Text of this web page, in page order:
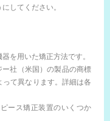
してください。
を用いた矯正方法です。
社（米国）の製品の商標
て異なります。詳細は各
ース矯正装置のいくつか